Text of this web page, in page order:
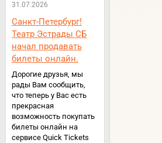
31.07.2026
Санкт-Петербург!
Театр Эстрады СБ
начал продавать
билеты онлайн.
Дорогие друзья, мы
рады Вам сообщить,
что теперь у Вас есть
прекрасная
возможность покупать
билеты онлайн на
сервисе Quick Tickets